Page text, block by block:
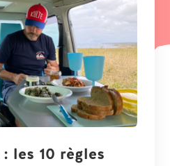
les 10 règles